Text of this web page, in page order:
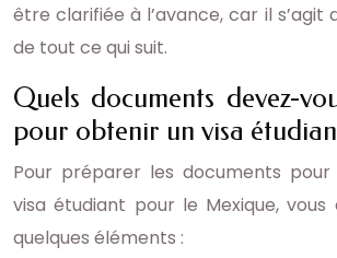
être clarifiée à l’avance, car il s’agit
de tout ce qui suit.
Quels documents devez-
pour obtenir un visa
Pour préparer les documents
visa étudiant pour le Mexique, vous
quelques éléments :